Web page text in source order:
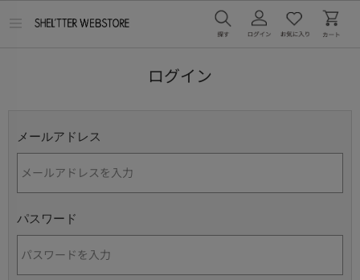
ログイン
メールアドレス
パスワード